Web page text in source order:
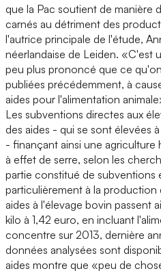
que la Pac soutient de manière
carnés au détriment des
l'autrice principale de l'étude,
néerlandaise de Leiden. «C'est
peu plus prononcé que ce
publiées précédemment, à
aides pour l'alimentation
Les subventions directes aux
des aides - qui se sont élevées
- finançant ainsi une
à effet de serre, selon les
partie constitué de subventions
particulièrement à la production
aides à l'élevage bovin passent
kilo à 1,42 euro, en incluant
concentre sur 2013, dernière
données analysées sont
aides montre que «peu de